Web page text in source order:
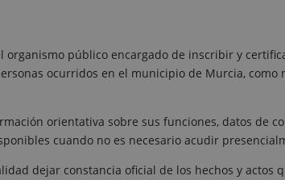
organismo público encargado de inscribir y
ocurridos en el municipio de Murcia, como
orientativa sobre sus funciones, datos de
cuando no es necesario acudir
dejar constancia oficial de los hechos y actos